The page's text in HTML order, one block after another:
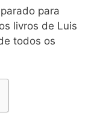
para
livros de Luis
todos os